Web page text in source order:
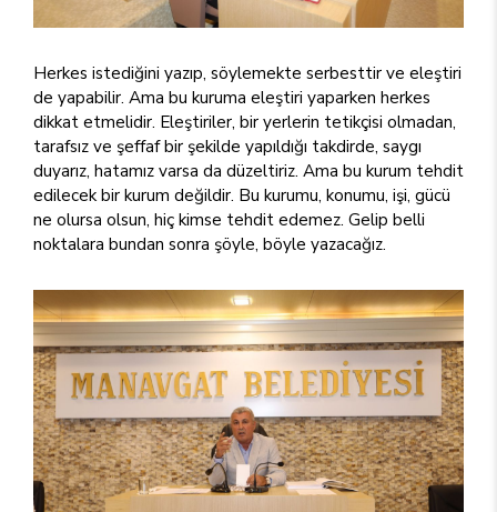
Herkes istediğini yazıp, söylemekte serbesttir ve eleştiri
de yapabilir. Ama bu kuruma eleştiri yaparken herkes
dikkat etmelidir. Eleştiriler, bir yerlerin tetikçisi olmadan,
tarafsız ve şeffaf bir şekilde yapıldığı takdirde, saygı
duyarız, hatamız varsa da düzeltiriz. Ama bu kurum tehdit
edilecek bir kurum değildir. Bu kurumu, konumu, işi, gücü
ne olursa olsun, hiç kimse tehdit edemez. Gelip belli
noktalara bundan sonra şöyle, böyle yazacağız.